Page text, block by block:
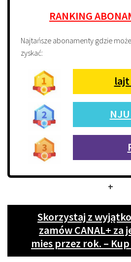
RANKING
Najtańsze abonamenty gdzie
zyskać:
+
Skorzystaj z
zamów CANAL+ za
mies przez rok. –